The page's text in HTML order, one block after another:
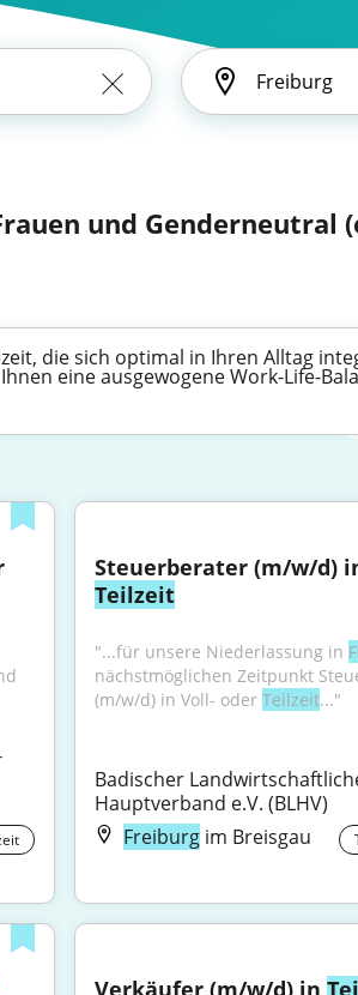
und Genderneutral
die sich optimal in Ihren Alltag
eine ausgewogene Work-Life-
Teilzeit
"...für unsere Niederlassung in
nächstmöglichen Zeitpunkt
(m/w/d) in Voll- oder Teilzeit..."
Badischer
Hauptverband e.V. (BLHV)
Freiburg im Breisgau
Verkäufer (m/w/d) in